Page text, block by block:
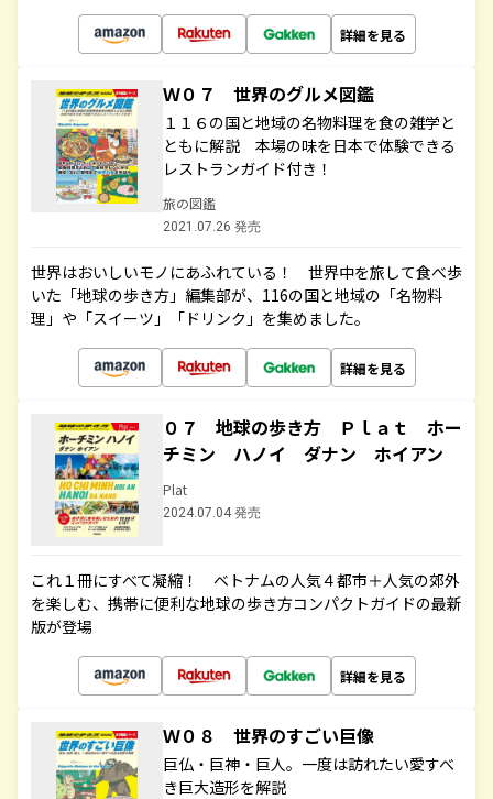
詳細を見る
Ｗ０７ 世界のグルメ図鑑
１１６の国と地域の名物料理を食の雑学と
ともに解説 本場の味を日本で体験できる
レストランガイド付き！
旅の図鑑
2021.07.26 発売
世界はおいしいモノにあふれている！ 世界中を旅して食べ歩
いた「地球の歩き方」編集部が、116の国と地域の「名物料
理」や「スイーツ」「ドリンク」を集めました。
詳細を見る
０７ 地球の歩き方 Ｐｌａｔ ホー
チミン ハノイ ダナン ホイアン
Plat
2024.07.04 発売
これ１冊にすべて凝縮！ ベトナムの人気４都市＋人気の郊外
を楽しむ、携帯に便利な地球の歩き方コンパクトガイドの最新
版が登場
詳細を見る
Ｗ０８ 世界のすごい巨像
巨仏・巨神・巨人。一度は訪れたい愛すべ
き巨大造形を解説